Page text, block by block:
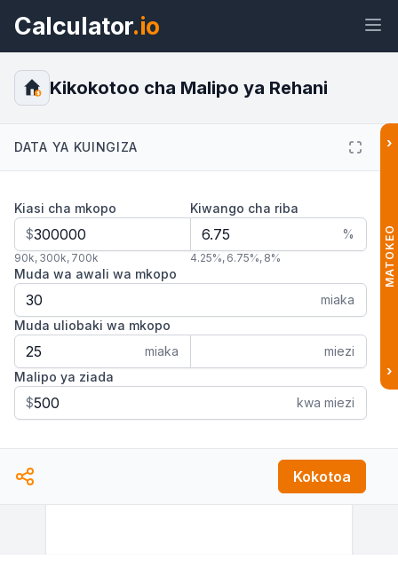
Calculator.io
Muhtasari Kikokotoo cha Malipo ya
Rehani Wijeti
$ Kikokotoo cha Malipo ya Rehani
DATA YA KUINGIZA
Kiasi cha mkopo
$
90k, 300k, 700k
Kiwango cha riba
%
4.25%, 6.75%, 8%
Muda wa awali wa mkopo
miaka
Muda uliobaki wa mkopo
miaka
miezi
Malipo ya ziada
$
kwa miezi
Kokotoa
›
MATOKEO
›